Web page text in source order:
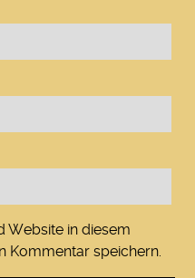
Website in diesem
Kommentar speichern.